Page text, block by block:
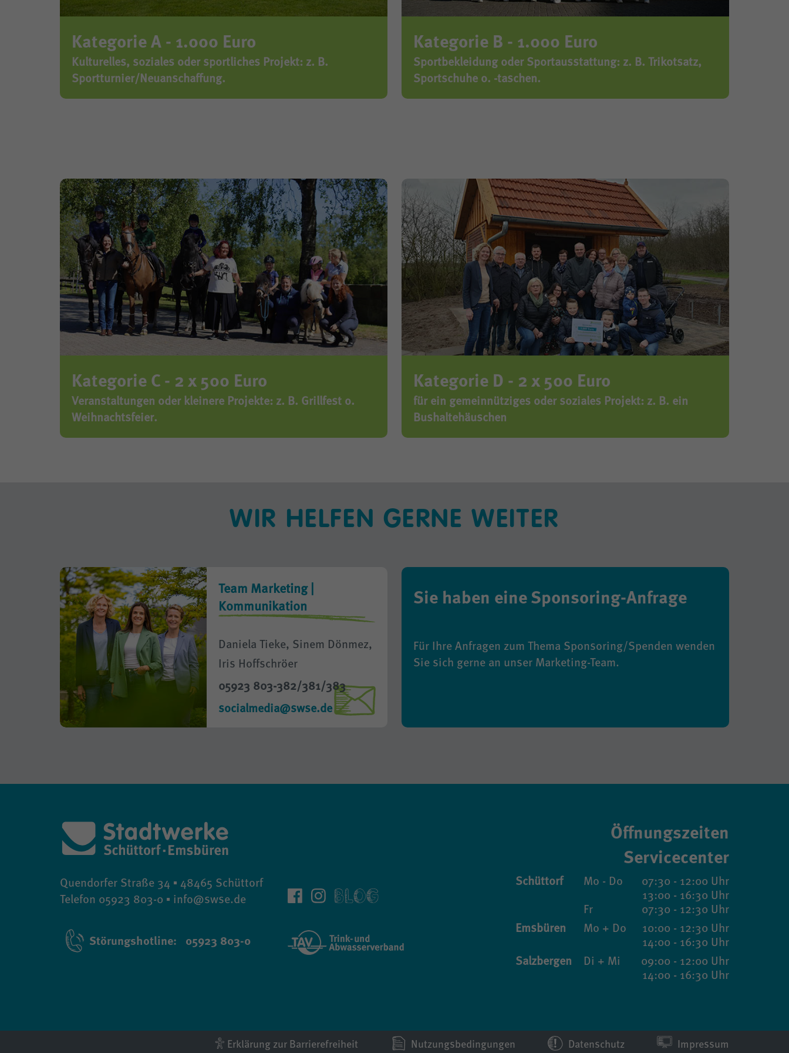
Kategorie A - 1.000 Euro
Kulturelles, soziales oder sportliches Projekt: z. B.
Sportturnier/Neuanschaffung.
Kategorie B - 1.000 Euro
Sportbekleidung oder Sportausstattung: z. B. Trikotsatz,
Sportschuhe o. -taschen.
Kategorie C - 2 x 500 Euro
Veranstaltungen oder kleinere Projekte: z. B. Grillfest o.
Weihnachtsfeier.
Kategorie D - 2 x 500 Euro
für ein gemeinnütziges oder soziales Projekt: z. B. ein
Bushaltehäuschen
WIR HELFEN GERNE WEITER
Team Marketing |
Kommunikation
Daniela Tieke, Sinem Dönmez,
Iris Hoffschröer
05923 803-382/381/383
socialmedia@swse.de
Sie haben eine Sponsoring-Anfrage
Für Ihre Anfragen zum Thema Sponsoring/Spenden wenden
Sie sich gerne an unser Marketing-Team.
Quendorfer Straße 34 ▪ 48465 Schüttorf
Telefon 05923 803-0 ▪ info@swse.de
Störungshotline: 05923 803-0
Öffnungszeiten
Servicecenter
Schüttorf
Mo - Do
Fr
07:30 - 12:00 Uhr
13:00 - 16:30 Uhr
07:30 - 12:30 Uhr
Emsbüren
Mo + Do
10:00 - 12:30 Uhr
14:00 - 16:30 Uhr
Salzbergen
Di + Mi
09:00 - 12:00 Uhr
14:00 - 16:30 Uhr
Erklärung zur Barrierefreiheit Nutzungsbedingungen Datenschutz Impressum